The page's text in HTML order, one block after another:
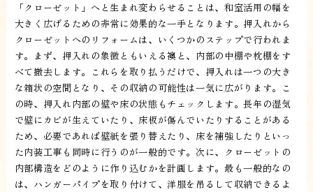
「クローゼット」へと生まれ変わらせることは、和室活用の幅を
大きく広げるための非常に効果的な一手となります。押入れから
クローゼットへのリフォームは、いくつかのステップで行われま
す。まず、押入れの象徴ともいえる襖と、内部の中棚や枕棚をす
べて撤去します。これらを取り払うだけで、押入れは一つの大き
な箱状の空間となり、その収納の可能性は一気に広がります。こ
の時、押入れ内部の壁や床の状態もチェックします。長年の湿気
で壁にカビが生えていたり、床板が傷んでいたりすることがある
ため、必要であれば壁紙を張り替えたり、床を補強したりといっ
た内装工事も同時に行うのが一般的です。次に、クローゼットの
内部構造をどのように作り込むかを計画します。最も一般的なの
は、ハンガーパイプを取り付けて、洋服を吊るして収納できるよ